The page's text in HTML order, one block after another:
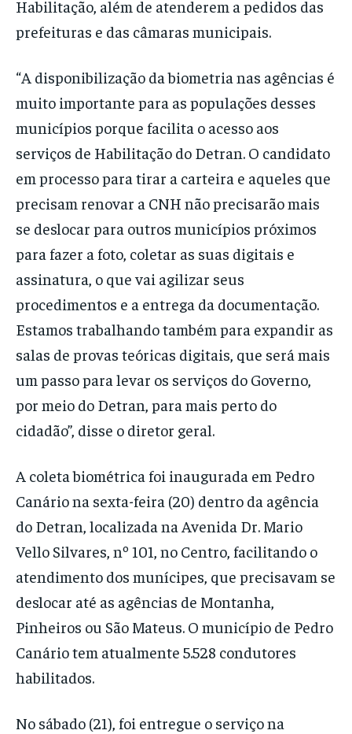
Habilitação, além de atenderem a pedidos das
prefeituras e das câmaras municipais.
“A disponibilização da biometria nas agências é
muito importante para as populações desses
municípios porque facilita o acesso aos
serviços de Habilitação do Detran. O candidato
em processo para tirar a carteira e aqueles que
precisam renovar a CNH não precisarão mais
se deslocar para outros municípios próximos
para fazer a foto, coletar as suas digitais e
assinatura, o que vai agilizar seus
procedimentos e a entrega da documentação.
Estamos trabalhando também para expandir as
salas de provas teóricas digitais, que será mais
um passo para levar os serviços do Governo,
por meio do Detran, para mais perto do
cidadão”, disse o diretor geral.
A coleta biométrica foi inaugurada em Pedro
Canário na sexta-feira (20) dentro da agência
do Detran, localizada na Avenida Dr. Mario
Vello Silvares, nº 101, no Centro, facilitando o
atendimento dos munícipes, que precisavam se
deslocar até as agências de Montanha,
Pinheiros ou São Mateus. O município de Pedro
Canário tem atualmente 5.528 condutores
habilitados.
No sábado (21), foi entregue o serviço na